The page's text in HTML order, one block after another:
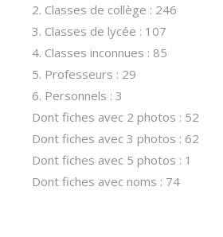
2. Classes de collège : 246
3. Classes de lycée : 107
4. Classes inconnues : 85
5. Professeurs : 29
6. Personnels : 3
Dont fiches avec 2 photos : 52
Dont fiches avec 3 photos : 62
Dont fiches avec 5 photos : 1
Dont fiches avec noms : 74